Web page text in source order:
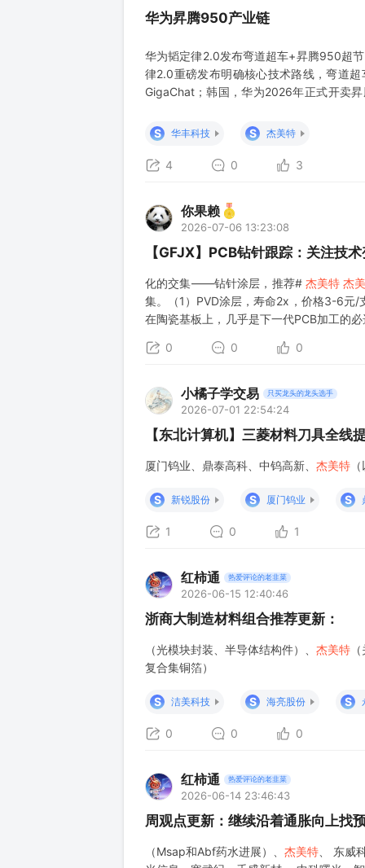
华为昇腾950产业链
华为韬定律2.0发布弯道超车+昇腾950超
律2.0重磅发布明确核心技术路线，弯道
GigaChat；韩国，华为2026年正式开卖
重磅更新！ 关注： 晶圆代工：中芯国际
S 华丰科技 S 杰美特
4 0 3
你果赖
2026-07-06 13:23:08
【GFJX】PCB钻针跟踪：关注
化的交集——钻针涂层，推荐# 杰美特 杰
集。（1）PVD涂层，寿命2x，价格3-6元
在陶瓷基板上，几乎是下一代PCB加工的
0 0 0
小橘子学交易 只买龙头的龙头选手
2026-07-01 22:54:24
【东北计算机】三菱材料刀具全线
厦门钨业、鼎泰高科、中钨高新、 杰美特
S 新锐股份 S 厦门钨业 S
1 0 1
红柿通 热爱评论的老韭菜
2026-06-15 12:40:46
浙商大制造材料组合推荐更新：
（光模块封装、半导体结构件）、 杰美特
复合集铜箔）
S 洁美科技 S 海亮股份 S
0 0 0
红柿通 热爱评论的老韭菜
2026-06-14 23:46:43
周观点更新：继续沿着通胀向上找
（Msap和Abf药水进展）、 杰美特 、 东